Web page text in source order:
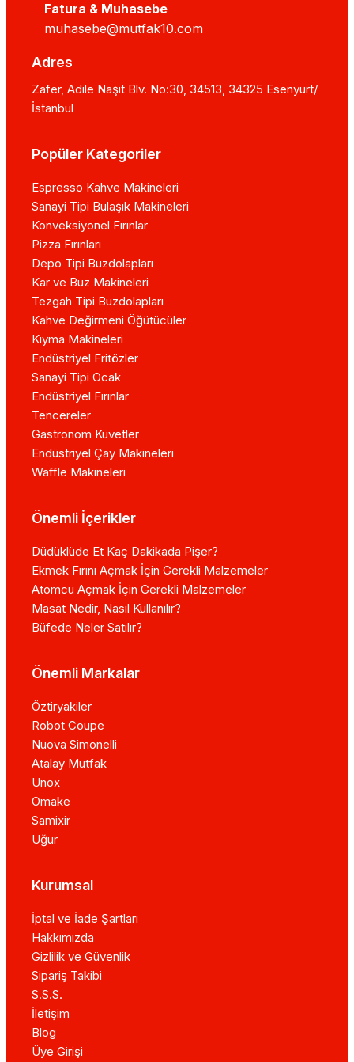
Fatura & Muhasebe
muhasebe@mutfak10.com
Adres
Zafer, Adile Naşit Blv. No:30, 34513, 34325 Esenyurt/
İstanbul
Popüler Kategoriler
Espresso Kahve Makineleri
Sanayi Tipi Bulaşık Makineleri
Konveksiyonel Fırınlar
Pizza Fırınları
Depo Tipi Buzdolapları
Kar ve Buz Makineleri
Tezgah Tipi Buzdolapları
Kahve Değirmeni Öğütücüler
Kıyma Makineleri
Endüstriyel Fritözler
Sanayi Tipi Ocak
Endüstriyel Fırınlar
Tencereler
Gastronom Küvetler
Endüstriyel Çay Makineleri
Waffle Makineleri
Önemli İçerikler
Düdüklüde Et Kaç Dakikada Pişer?
Ekmek Fırını Açmak İçin Gerekli Malzemeler
Atomcu Açmak İçin Gerekli Malzemeler
Masat Nedir, Nasıl Kullanılır?
Büfede Neler Satılır?
Önemli Markalar
Öztiryakiler
Robot Coupe
Nuova Simonelli
Atalay Mutfak
Unox
Omake
Samixir
Uğur
Kurumsal
İptal ve İade Şartları
Hakkımızda
Gizlilik ve Güvenlik
Sipariş Takibi
S.S.S.
İletişim
Blog
Üye Girişi